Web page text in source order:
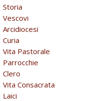
Storia
Vescovi
Arcidiocesi
Curia
Vita Pastorale
Parrocchie
Clero
Vita Consacrata
Laici